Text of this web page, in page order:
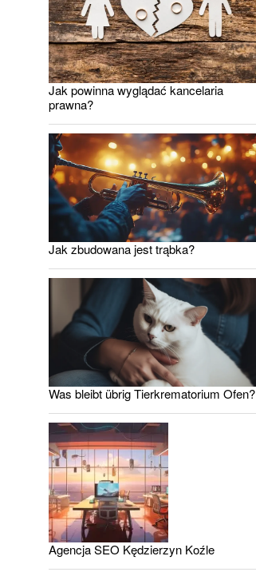
Jak powinna wyglądać kancelaria
prawna?
Jak zbudowana jest trąbka?
Was bleibt übrig Tierkrematorium Ofen?
Agencja SEO Kędzierzyn Koźle